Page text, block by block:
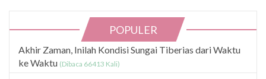
POPULER
Akhir Zaman, Inilah Kondisi Sungai Tiberias dari Waktu
ke Waktu (Dibaca 66413 Kali)